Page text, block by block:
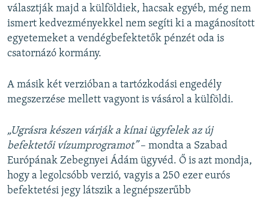
választják majd a külföldiek, hacsak egyéb, még nem
ismert kedvezményekkel nem segíti ki a magánosított
egyetemeket a vendégbefektetők pénzét oda is
csatornázó kormány.
A másik két verzióban a tartózkodási engedély
megszerzése mellett vagyont is vásárol a külföldi.
„Ugrásra készen várják a kínai ügyfelek az új
befektetői vízumprogramot”– mondta a Szabad
Európának Zebegnyei Ádám ügyvéd. Ő is azt mondja,
hogy a legolcsóbb verzió, vagyis a 250 ezer eurós
befektetési jegy látszik a legnépszerűbb